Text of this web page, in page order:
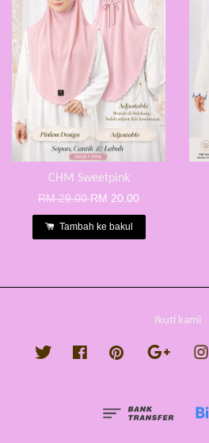
CHM Sweetpink
RM 29.00RM 20.00
Tambah ke bakul
Ikuti kami
Twitter FacebookPinterest Google